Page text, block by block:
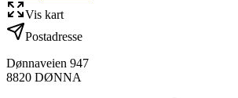
Vis kart
Postadresse
Dønnaveien 947
8820 DØNNA